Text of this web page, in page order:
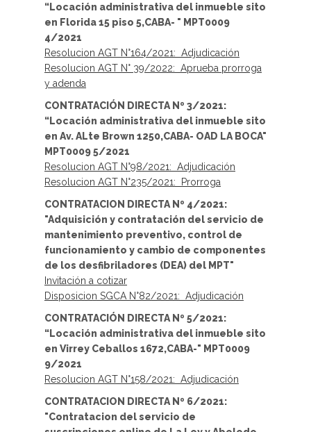
“Locación administrativa del inmueble sito
en Florida 15 piso 5,CABA- " MPT0009
4/2021
Resolucion AGT N°164/2021: Adjudicación
Resolucion AGT N° 39/2022: Aprueba prorroga
y adenda
CONTRATACIÓN DIRECTA Nº 3/2021:
“Locación administrativa del inmueble sito
en Av. ALte Brown 1250,CABA- OAD LA BOCA"
MPT0009 5/2021
Resolucion AGT N°98/2021: Adjudicación
Resolucion AGT N°235/2021: Prorroga
CONTRATACION DIRECTA Nº 4/2021:
"Adquisición y contratación del servicio de
mantenimiento preventivo, control de
funcionamiento y cambio de componentes
de los desfibriladores (DEA) del MPT"
Invitación a cotizar
Disposicion SGCA N°82/2021: Adjudicación
CONTRATACIÓN DIRECTA Nº 5/2021:
“Locación administrativa del inmueble sito
en Virrey Ceballos 1672,CABA-" MPT0009
9/2021
Resolucion AGT N°158/2021: Adjudicación
CONTRATACION DIRECTA Nº 6/2021:
"Contratacion del servicio de